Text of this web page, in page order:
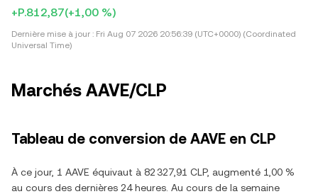
+P.812,87(+1,00 %)
Dernière mise à jour : Fri Aug 07 2026 20:56:39 (UTC+0000) (Coordinated
Universal Time)
Marchés AAVE/CLP
Tableau de conversion de AAVE en CLP
À ce jour, 1 AAVE équivaut à 82 327,91 CLP, augmenté 1,00 %
au cours des dernières 24 heures. Au cours de la semaine